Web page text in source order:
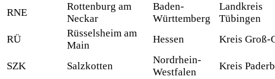
RNE
Rottenburg am
Neckar
Baden-
Württemberg
Landkreis
Tübingen
RÜ
Rüsselsheim am
Main
Hessen Kreis Groß-
SZK Salzkotten
Nordrhein-
Westfalen
Kreis